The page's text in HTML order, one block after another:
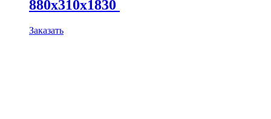
880х310х1830
Заказать